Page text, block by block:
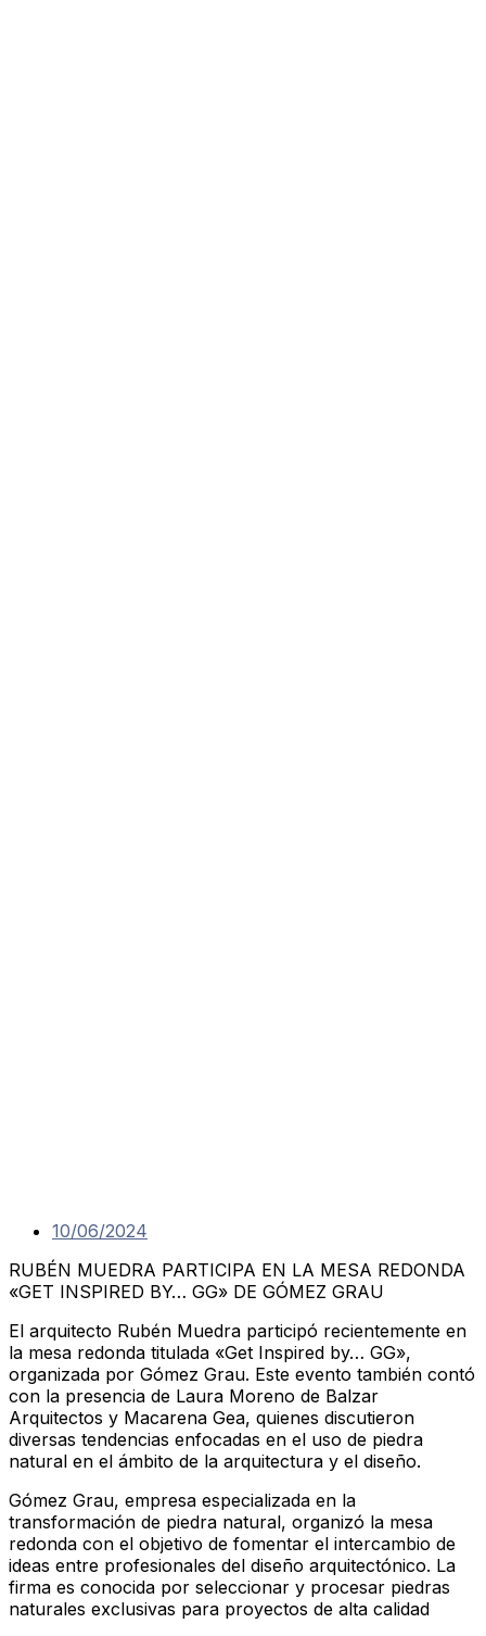
10/06/2024
RUBÉN MUEDRA PARTICIPA EN LA MESA REDONDA
«GET INSPIRED BY… GG» DE GÓMEZ GRAU
El arquitecto Rubén Muedra participó recientemente en
la mesa redonda titulada «Get Inspired by… GG»,
organizada por Gómez Grau. Este evento también contó
con la presencia de Laura Moreno de Balzar
Arquitectos y Macarena Gea, quienes discutieron
diversas tendencias enfocadas en el uso de piedra
natural en el ámbito de la arquitectura y el diseño.
Gómez Grau, empresa especializada en la
transformación de piedra natural, organizó la mesa
redonda con el objetivo de fomentar el intercambio de
ideas entre profesionales del diseño arquitectónico. La
firma es conocida por seleccionar y procesar piedras
naturales exclusivas para proyectos de alta calidad​